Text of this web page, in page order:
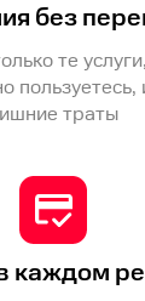
без
те
траты
каждом